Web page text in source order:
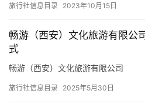
咸宁西路29号咸宁广场5单元801室
务；会议及展览服务；休闲观光…
旅行社信息目录 2023年10月15日
畅游（西安）文化旅游有限公
式
畅游（西安）文化旅游有限公司
旅行社信息目录 2025年5月30日